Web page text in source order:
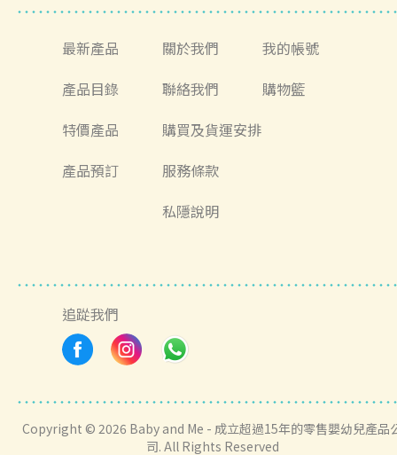
最新產品
產品目錄
特價產品
產品預訂
關於我們
聯絡我們
購買及貨運安排
服務條款
私隱說明
我的帳號
購物籃
追踨我們
Copyright © 2026 Baby and Me - 成立超過15年的零售嬰幼兒產品
司. All Rights Reserved